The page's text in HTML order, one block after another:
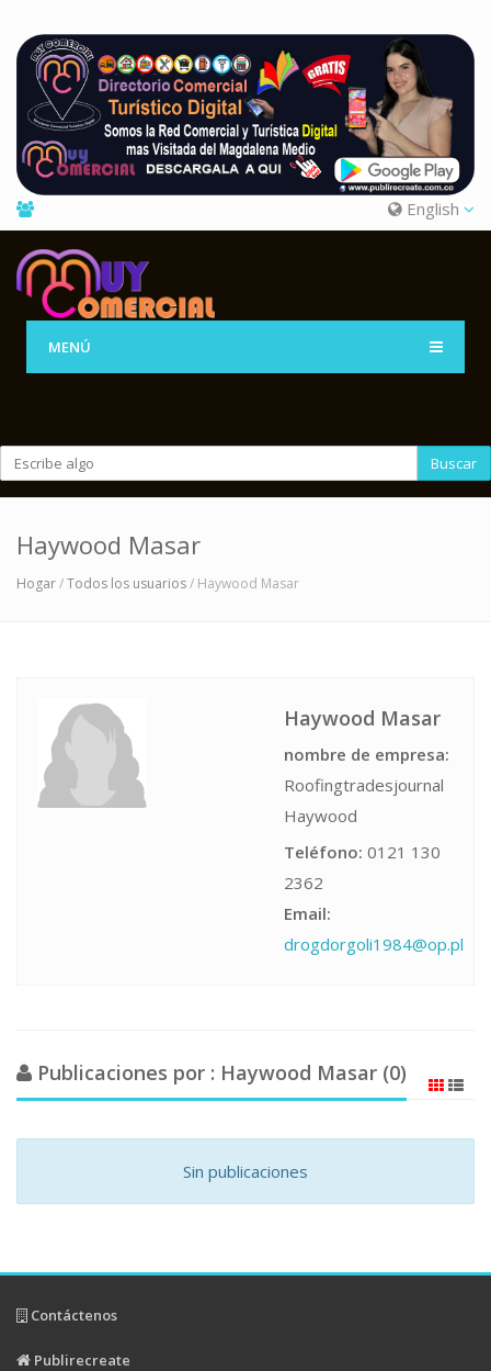
English
MENÚ
Buscar
Haywood Masar
Hogar/Todos los usuarios/ Haywood Masar
Haywood Masar
nombre de empresa:
Roofingtradesjournal
Haywood
Teléfono: 0121 130
2362
Email:
drogdorgoli1984@op.pl
Publicaciones por : Haywood Masar (0)
Sin publicaciones
Contáctenos
Publirecreate